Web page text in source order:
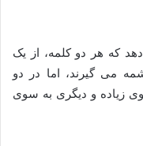
که هر دو کلمه، از یک
می گیرند، اما در دو
زیاده و دیگری به سوی